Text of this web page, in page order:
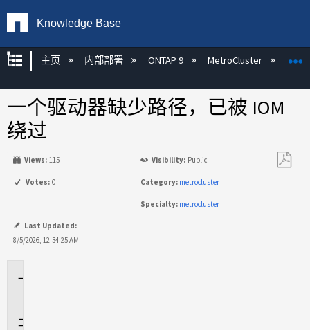
Knowledge Base
扩展/隐缩全局层次
主页 内部部署 ONTAP 9 MetroCluster
一个驱动器缺少路径，已被 IOM
绕过
Views: 115 Visibility: Public
Votes: 0 Category: metrocluster
Specialty: metrocluster
Last Updated:
8/5/2026, 12:34:25 AM